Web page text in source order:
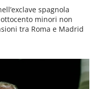
spagnola
minori non
tra Roma e Madrid